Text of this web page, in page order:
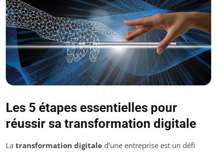
Les 5 étapes essentielles pour
réussir sa transformation digitale
La transformation digitale d’une entreprise est un défi